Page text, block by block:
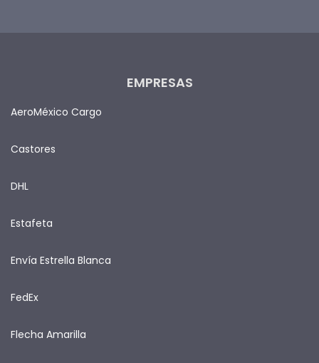
EMPRESAS
AeroMéxico Cargo
Castores
DHL
Estafeta
Envía Estrella Blanca
FedEx
Flecha Amarilla